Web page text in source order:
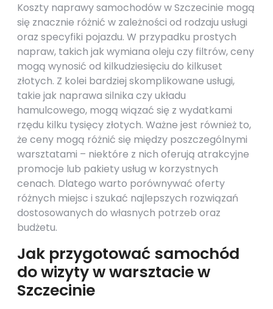
Koszty naprawy samochodów w Szczecinie mogą
się znacznie różnić w zależności od rodzaju usługi
oraz specyfiki pojazdu. W przypadku prostych
napraw, takich jak wymiana oleju czy filtrów, ceny
mogą wynosić od kilkudziesięciu do kilkuset
złotych. Z kolei bardziej skomplikowane usługi,
takie jak naprawa silnika czy układu
hamulcowego, mogą wiązać się z wydatkami
rzędu kilku tysięcy złotych. Ważne jest również to,
że ceny mogą różnić się między poszczególnymi
warsztatami – niektóre z nich oferują atrakcyjne
promocje lub pakiety usług w korzystnych
cenach. Dlatego warto porównywać oferty
różnych miejsc i szukać najlepszych rozwiązań
dostosowanych do własnych potrzeb oraz
budżetu.
Jak przygotować samochód
do wizyty w warsztacie w
Szczecinie